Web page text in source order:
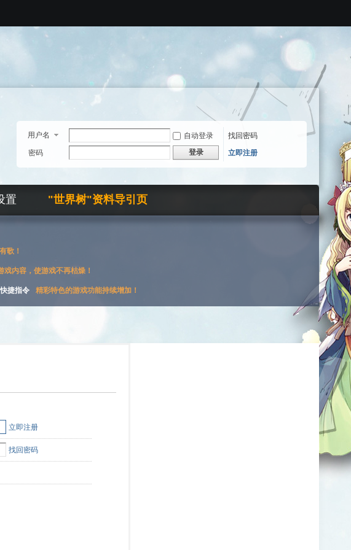
用户名 自动登录
找回密码
密码
登录 立即注册
置 "世界树"资料导引页
歌！
戏内容，使游戏不再枯燥！
快捷指令 精彩特色的游戏功能持续增加！
立即注册
找回密码